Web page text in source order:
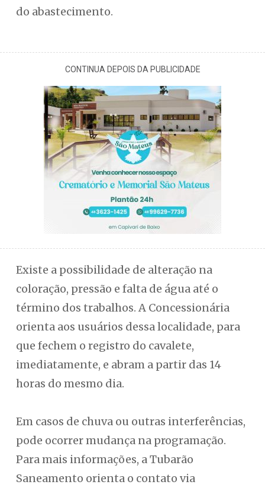
do abastecimento.
CONTINUA DEPOIS DA PUBLICIDADE
Existe a possibilidade de alteração na
coloração, pressão e falta de água até o
término dos trabalhos. A Concessionária
orienta aos usuários dessa localidade, para
que fechem o registro do cavalete,
imediatamente, e abram a partir das 14
horas do mesmo dia.
Em casos de chuva ou outras interferências,
pode ocorrer mudança na programação.
Para mais informações, a Tubarão
Saneamento orienta o contato via